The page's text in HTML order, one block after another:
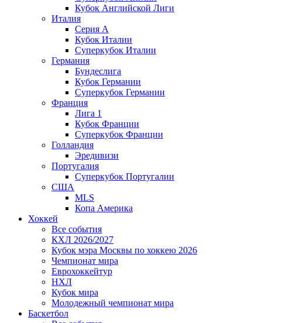
Кубок Английской Лиги
Италия
Серия А
Кубок Италии
Суперкубок Италии
Германия
Бундеслига
Кубок Германии
Суперкубок Германии
Франция
Лига 1
Кубок Франции
Суперкубок Франции
Голландия
Эредивизи
Португалия
Суперкубок Португалии
США
MLS
Копа Америка
Хоккей
Все события
КХЛ 2026/2027
Кубок мэра Москвы по хоккею 2026
Чемпионат мира
Еврохоккейтур
НХЛ
Кубок мира
Молодежный чемпионат мира
Баскетбол